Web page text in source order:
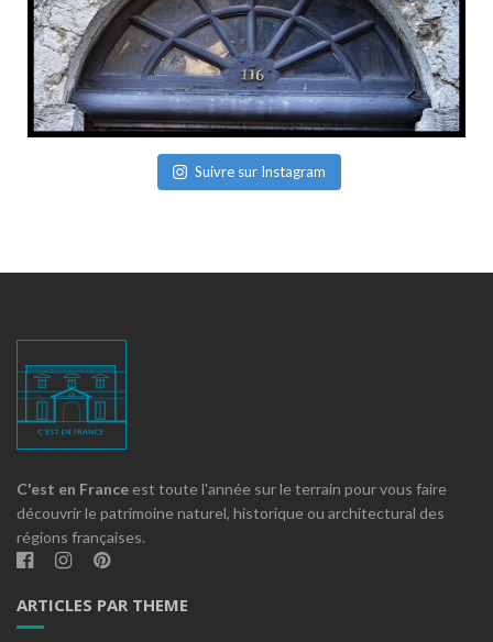
Suivre sur Instagram
C'est en France est toute l'année sur le terrain pour vous faire
découvrir le patrimoine naturel, historique ou architectural des
régions françaises.
ARTICLES PAR THEME